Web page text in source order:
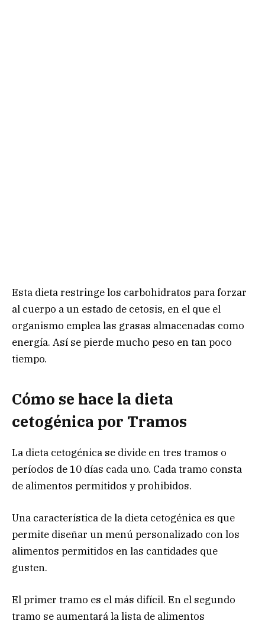
Esta dieta restringe los carbohidratos para forzar
al cuerpo a un estado de cetosis, en el que el
organismo emplea las grasas almacenadas como
energía. Así se pierde mucho peso en tan poco
tiempo.
Cómo se hace la dieta
cetogénica por Tramos
La dieta cetogénica se divide en tres tramos o
períodos de 10 días cada uno. Cada tramo consta
de alimentos permitidos y prohibidos.
Una característica de la dieta cetogénica es que
permite diseñar un menú personalizado con los
alimentos permitidos en las cantidades que
gusten.
El primer tramo es el más difícil. En el segundo
tramo se aumentará la lista de alimentos